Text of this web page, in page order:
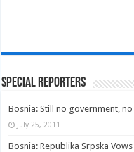
Special Reporters
Bosnia: Still no government,
July 25, 2011
Bosnia: Republika Srpska